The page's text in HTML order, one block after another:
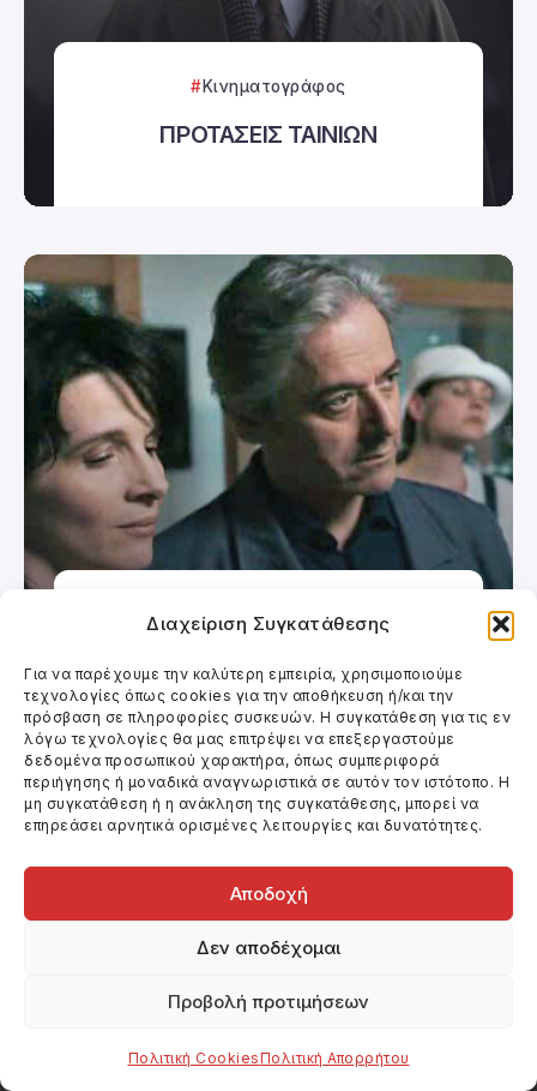
Διαχείριση Συγκατάθεσης
Για να παρέχουμε την καλύτερη εμπειρία, χρησιμοποιούμε
τεχνολογίες όπως cookies για την αποθήκευση ή/και την
πρόσβαση σε πληροφορίες συσκευών. Η συγκατάθεση για τις εν
λόγω τεχνολογίες θα μας επιτρέψει να επεξεργαστούμε
δεδομένα προσωπικού χαρακτήρα, όπως συμπεριφορά
περιήγησης ή μοναδικά αναγνωριστικά σε αυτόν τον ιστότοπο. Η
μη συγκατάθεση ή η ανάκληση της συγκατάθεσης, μπορεί να
επηρεάσει αρνητικά ορισμένες λειτουργίες και δυνατότητες.
Αποδοχή
Δεν αποδέχομαι
Προβολή προτιμήσεων
Πολιτική CookiesΠολιτική Απορρήτου
Κινηματογράφος
ΠΡΟΤΑΣΕΙΣ ΤΑΙΝΙΩΝ
Κινηματογράφος
ΓΝΗΣΙΟ ΑΝΤΙΓΡΑΦΟ
Κριτικές ταινιών, συνεντεύξεις, άρθρα και